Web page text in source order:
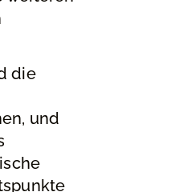
die
und